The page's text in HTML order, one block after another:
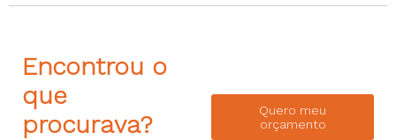
Encontrou o
que
procurava?
Quero meu
orçamento